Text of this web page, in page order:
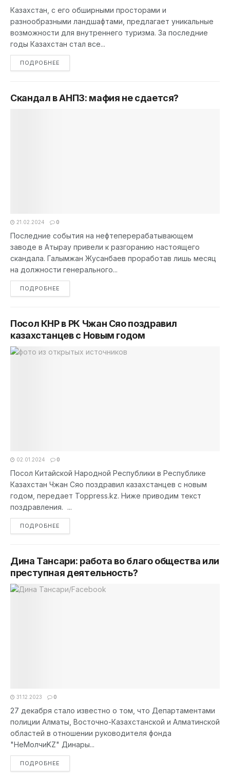
Казахстан, с его обширными просторами и
разнообразными ландшафтами, предлагает уникальные
возможности для внутреннего туризма. За последние
годы Казахстан стал все...
ПОДРОБНЕЕ
Скандал в АНПЗ: мафия не сдается?
21.02.2024 0
Последние события на нефтеперерабатывающем
заводе в Атырау привели к разгоранию настоящего
скандала. Галымжан Жусанбаев проработав лишь месяц
на должности генерального...
ПОДРОБНЕЕ
Посол КНР в РК Чжан Сяо поздравил
казахстанцев с Новым годом
02.01.2024 0
Посол Китайской Народной Республики в Республике
Казахстан Чжан Сяо поздравил казахстанцев с новым
годом, передает Toppress.kz. Ниже приводим текст
поздравления. ...
ПОДРОБНЕЕ
Дина Тансари: работа во благо общества или
преступная деятельность?
31.12.2023 0
27 декабря стало известно о том, что Департаментами
полиции Алматы, Восточно-Казахстанской и Алматинской
областей в отношении руководителя фонда
"НеМолчиKZ" Динары...
ПОДРОБНЕЕ